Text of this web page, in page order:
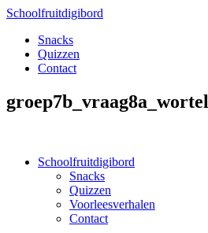
Schoolfruitdigibord
Snacks
Quizzen
Contact
groep7b_vraag8a_wortel
Schoolfruitdigibord
Snacks
Quizzen
Voorleesverhalen
Contact